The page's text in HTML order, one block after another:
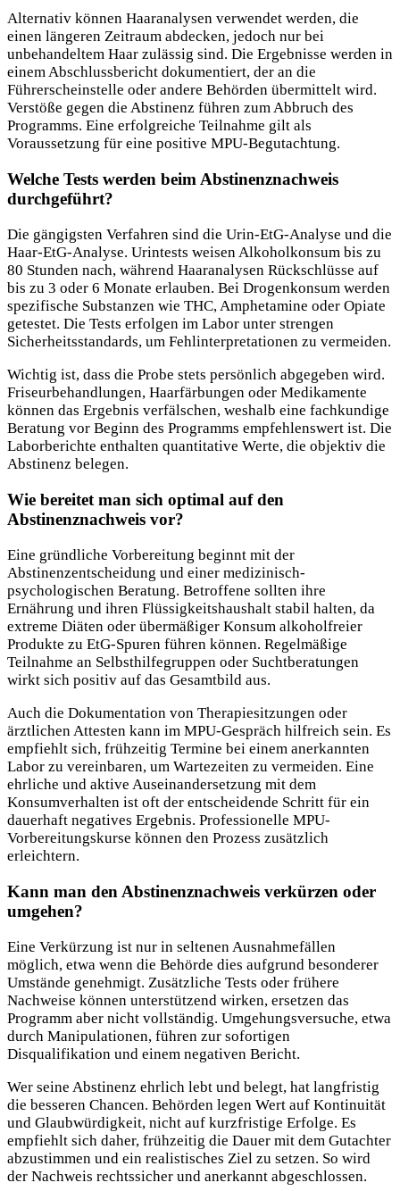
Alternativ können Haaranalysen verwendet werden, die
einen längeren Zeitraum abdecken, jedoch nur bei
unbehandeltem Haar zulässig sind. Die Ergebnisse werden in
einem Abschlussbericht dokumentiert, der an die
Führerscheinstelle oder andere Behörden übermittelt wird.
Verstöße gegen die Abstinenz führen zum Abbruch des
Programms. Eine erfolgreiche Teilnahme gilt als
Voraussetzung für eine positive MPU-Begutachtung.
Welche Tests werden beim Abstinenznachweis
durchgeführt?
Die gängigsten Verfahren sind die Urin-EtG-Analyse und die
Haar-EtG-Analyse. Urintests weisen Alkoholkonsum bis zu
80 Stunden nach, während Haaranalysen Rückschlüsse auf
bis zu 3 oder 6 Monate erlauben. Bei Drogenkonsum werden
spezifische Substanzen wie THC, Amphetamine oder Opiate
getestet. Die Tests erfolgen im Labor unter strengen
Sicherheitsstandards, um Fehlinterpretationen zu vermeiden.
Wichtig ist, dass die Probe stets persönlich abgegeben wird.
Friseurbehandlungen, Haarfärbungen oder Medikamente
können das Ergebnis verfälschen, weshalb eine fachkundige
Beratung vor Beginn des Programms empfehlenswert ist. Die
Laborberichte enthalten quantitative Werte, die objektiv die
Abstinenz belegen.
Wie bereitet man sich optimal auf den
Abstinenznachweis vor?
Eine gründliche Vorbereitung beginnt mit der
Abstinenzentscheidung und einer medizinisch-
psychologischen Beratung. Betroffene sollten ihre
Ernährung und ihren Flüssigkeitshaushalt stabil halten, da
extreme Diäten oder übermäßiger Konsum alkoholfreier
Produkte zu EtG-Spuren führen können. Regelmäßige
Teilnahme an Selbsthilfegruppen oder Suchtberatungen
wirkt sich positiv auf das Gesamtbild aus.
Auch die Dokumentation von Therapiesitzungen oder
ärztlichen Attesten kann im MPU-Gespräch hilfreich sein. Es
empfiehlt sich, frühzeitig Termine bei einem anerkannten
Labor zu vereinbaren, um Wartezeiten zu vermeiden. Eine
ehrliche und aktive Auseinandersetzung mit dem
Konsumverhalten ist oft der entscheidende Schritt für ein
dauerhaft negatives Ergebnis. Professionelle MPU-
Vorbereitungskurse können den Prozess zusätzlich
erleichtern.
Kann man den Abstinenznachweis verkürzen oder
umgehen?
Eine Verkürzung ist nur in seltenen Ausnahmefällen
möglich, etwa wenn die Behörde dies aufgrund besonderer
Umstände genehmigt. Zusätzliche Tests oder frühere
Nachweise können unterstützend wirken, ersetzen das
Programm aber nicht vollständig. Umgehungsversuche, etwa
durch Manipulationen, führen zur sofortigen
Disqualifikation und einem negativen Bericht.
Wer seine Abstinenz ehrlich lebt und belegt, hat langfristig
die besseren Chancen. Behörden legen Wert auf Kontinuität
und Glaubwürdigkeit, nicht auf kurzfristige Erfolge. Es
empfiehlt sich daher, frühzeitig die Dauer mit dem Gutachter
abzustimmen und ein realistisches Ziel zu setzen. So wird
der Nachweis rechtssicher und anerkannt abgeschlossen.